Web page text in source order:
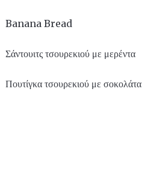
Banana Bread
Σάντουιτς τσουρεκιού με μερέντα
Πουτίγκα τσουρεκιού με σοκολάτα